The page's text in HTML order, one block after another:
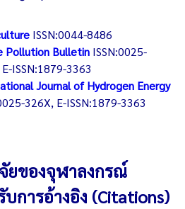
ISSN:0044-8486
Pollution Bulletin ISSN:0025-
ISSN:1879-3363
Journal of Hydrogen Energy
326X, E-ISSN:1879-3363
ยของจุฬาลงกรณ์
การอ้างอิง (Citations)